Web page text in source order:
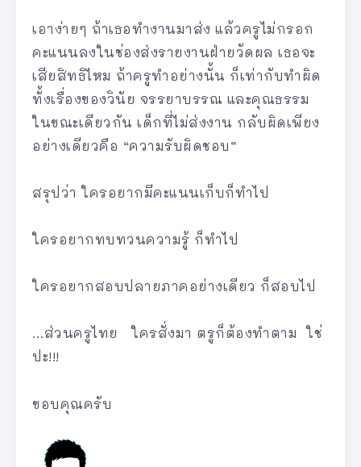
เอาง่ายๆ ถ้าเธอทำงานมาส่ง แล้วครูไม่กรอก
คะแนนลงในช่องส่งรายงานฝ่ายวัดผล เธอจะ
เสียสิทธิไหม ถ้าครูทำอย่างนั้น ก็เท่ากับทำผิด
ทั้งเรื่องของวินัย จรรยาบรรณ และคุณธรรม
ในขณะเดียวกัน เด็กที่ไม่ส่งงาน กลับผิดเพียง
อย่างเดียวคือ “ความรับผิดชอบ”
สรุปว่า ใครอยากมีคะแนนเก็บก็ทำไป
ใครอยากทบทวนความรู้ ก็ทำไป
ใครอยากสอบปลายภาคอย่างเดียว ก็สอบไป
…ส่วนครูไทย ใครสั่งมา ตรูก็ต้องทำตาม ใช่
ปะ!!!
ขอบคุณครับ